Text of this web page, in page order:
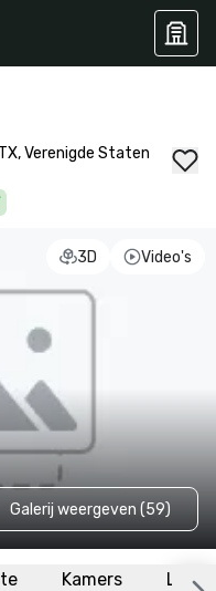
Verenigde Staten
3D Video's
Galerij weergeven (59)
Kamers